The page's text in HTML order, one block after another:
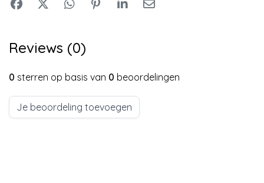
Reviews (0)
0 sterren op basis van 0 beoordelingen
Je beoordeling toevoegen